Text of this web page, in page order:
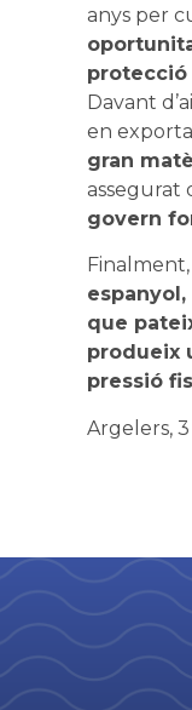
anys per
protecció
Davant
en
gran
assegurat
govern
Finalment,
que
produeix
pressió
Argelers,